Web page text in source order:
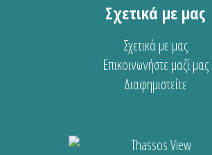
Σχετικά με μας
Σχετικά με μας
Επικοινωνήστε μαζί μας
Διαφημιστείτε